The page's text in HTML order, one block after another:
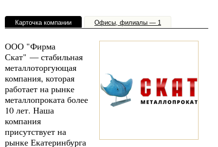
Карточка компании Офисы, филиалы — 1
ООО "Фирма
Скат" — стабильная
металлоторгующая
компания, которая
работает на рынке
металлопроката более
10 лет. Наша
компания
присутствует на
рынке Екатеринбурга